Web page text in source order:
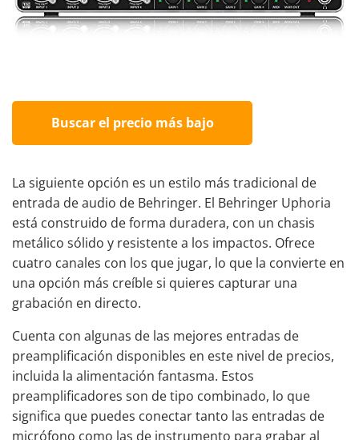
Buscar el precio más bajo
La siguiente opción es un estilo más tradicional de
entrada de audio de Behringer. El Behringer Uphoria
está construido de forma duradera, con un chasis
metálico sólido y resistente a los impactos. Ofrece
cuatro canales con los que jugar, lo que la convierte en
una opción más creíble si quieres capturar una
grabación en directo.
Cuenta con algunas de las mejores entradas de
preamplificación disponibles en este nivel de precios,
incluida la alimentación fantasma. Estos
preamplificadores son de tipo combinado, lo que
significa que puedes conectar tanto las entradas de
micrófono como las de instrumento para grabar al